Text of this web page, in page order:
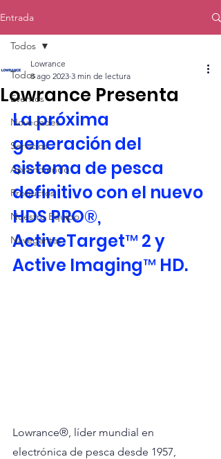
Entrada
Todos
Eventos
Novedades
Servicios
Aprendiendo
Productos
Nuestro Equipo
Navegantes
Todos
Lowrance Presenta
Lowrance
8 ago 2023 3 min de lectura
La próxima
generación del
sistema de pesca
definitivo con el nuevo
HDS PRO®,
ActiveTarget™ 2 y
Active Imaging™ HD.
Lowrance®, líder mundial en
electrónica de pesca desde 1957,